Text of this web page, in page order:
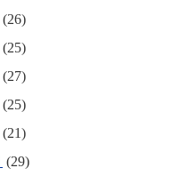
(26)
(25)
(27)
(25)
(21)
(29)